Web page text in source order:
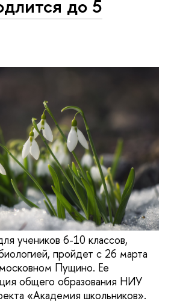
до 5
учеников 6-10 классов,
пройдет с 26 марта
Пущино. Ее
общего образования НИУ
«Академия школьников».